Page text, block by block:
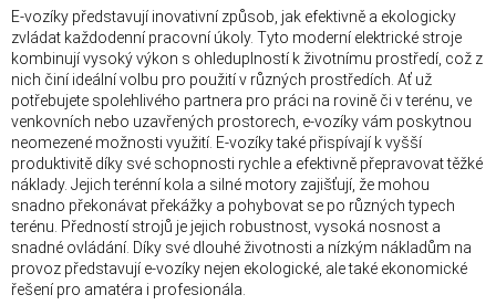
E-vozíky představují inovativní způsob, jak efektivně a ekologicky
zvládat každodenní pracovní úkoly. Tyto moderní elektrické stroje
kombinují vysoký výkon s ohleduplností k životnímu prostředí, což z
nich činí ideální volbu pro použití v různých prostředích. Ať už
potřebujete spolehlivého partnera pro práci na rovině či v terénu, ve
venkovních nebo uzavřených prostorech, e-vozíky vám poskytnou
neomezené možnosti využití. E-vozíky také přispívají k vyšší
produktivitě díky své schopnosti rychle a efektivně přepravovat těžké
náklady. Jejich terénní kola a silné motory zajišťují, že mohou
snadno překonávat překážky a pohybovat se po různých typech
terénu. Předností strojů je jejich robustnost, vysoká nosnost a
snadné ovládání. Díky své dlouhé životnosti a nízkým nákladům na
provoz představují e-vozíky nejen ekologické, ale také ekonomické
řešení pro amatéra i profesionála.